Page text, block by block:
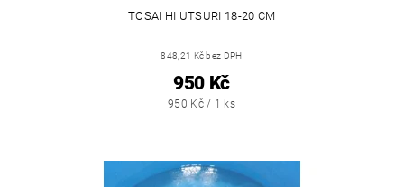
TOSAI HI UTSURI 18-20 CM
848,21 Kč bez DPH
950 Kč
950 Kč / 1 ks